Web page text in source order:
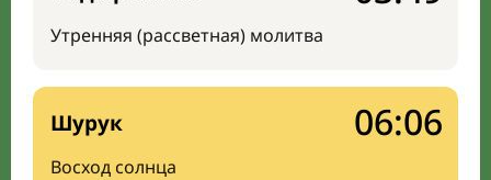
Утренняя (рассветная) молитва
Шурук
Восход солнца
06:06